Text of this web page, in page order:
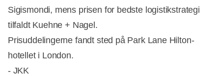
Sigismondi, mens prisen for bedste logistikstrategi
tilfaldt Kuehne + Nagel.
Prisuddelingerne fandt sted på Park Lane Hilton-
hotellet i London.
- JKK